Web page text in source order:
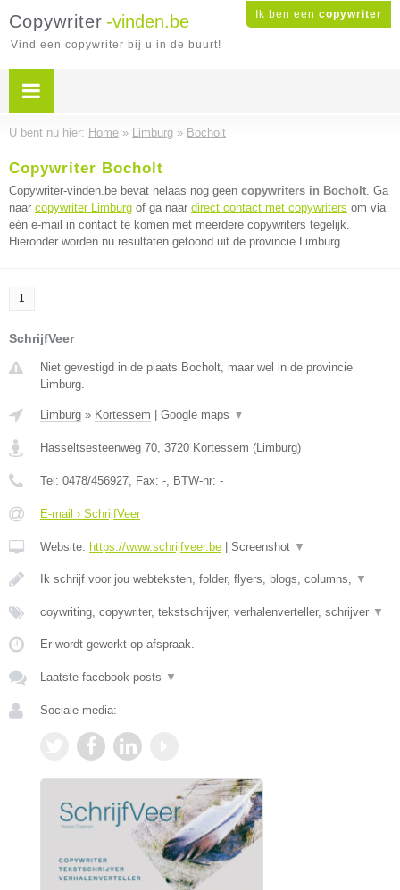
Ik ben een copywriter
Copywriter -vinden.be
Vind een copywriter bij u in de buurt!
U bent nu hier: Home » Limburg » Bocholt
Copywriter Bocholt
Copywriter-vinden.be bevat helaas nog geen copywriters in Bocholt. Ga
naar copywriter Limburg of ga naar direct contact met copywriters om via
één e-mail in contact te komen met meerdere copywriters tegelijk.
Hieronder worden nu resultaten getoond uit de provincie Limburg.
1
SchrijfVeer
Niet gevestigd in de plaats Bocholt, maar wel in de provincie
Limburg.
Limburg » Kortessem Google maps ▼
Hasseltsesteenweg 70, 3720 Kortessem (Limburg)
Tel: 0478/456927, Fax: -, BTW-nr: -
E-mail › SchrijfVeer
Website: https://www.schrijfveer.be Screenshot ▼
Ik schrijf voor jou webteksten, folder, flyers, blogs, columns, ▼
coywriting, copywriter, tekstschrijver, verhalenverteller, schrijver ▼
Er wordt gewerkt op afspraak.
Laatste facebook posts ▼
Sociale media: